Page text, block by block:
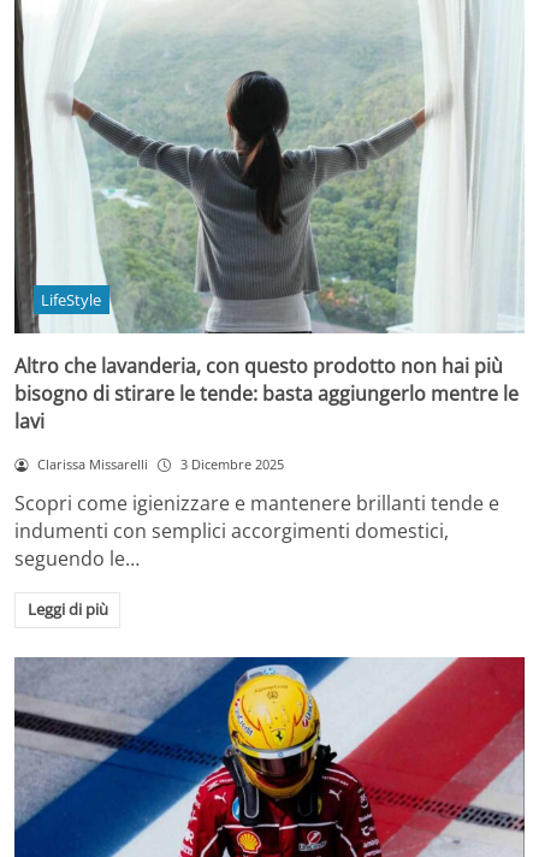
LifeStyle
Altro che lavanderia, con questo prodotto non hai più
bisogno di stirare le tende: basta aggiungerlo mentre le
lavi
Clarissa Missarelli 3 Dicembre 2025
Scopri come igienizzare e mantenere brillanti tende e
indumenti con semplici accorgimenti domestici,
seguendo le…
Leggi di più